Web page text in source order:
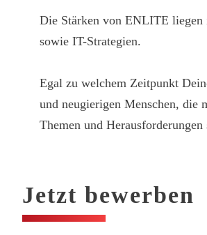
Die Stärken von ENLITE liegen
sowie IT-Strategien.
Egal zu welchem Zeitpunkt
und neugierigen Menschen, die
Themen und
Jetzt bewerben